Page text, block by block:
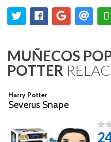
MUÑECOS
POTTER
Harry Potter
Severus Snape